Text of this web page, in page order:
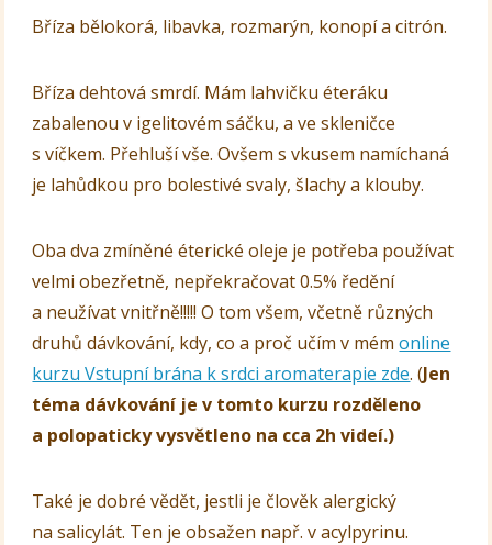
Bříza bělokorá, libavka, rozmarýn, konopí a citrón.
Bříza dehtová smrdí. Mám lahvičku éteráku
zabalenou v igelitovém sáčku, a ve skleničce
s víčkem. Přehluší vše. Ovšem s vkusem namíchaná
je lahůdkou pro bolestivé svaly, šlachy a klouby.
Oba dva zmíněné éterické oleje je potřeba používat
velmi obezřetně, nepřekračovat 0.5% ředění
a neužívat vnitřně!!!!! O tom všem, včetně různých
druhů dávkování, kdy, co a proč učím v mémonline
kurzu Vstupní brána k srdci aromaterapie zde. (Jen
téma dávkování je v tomto kurzu rozděleno
a polopaticky vysvětleno na cca 2h videí.)
Také je dobré vědět, jestli je člověk alergický
na salicylát. Ten je obsažen např. v acylpyrinu.